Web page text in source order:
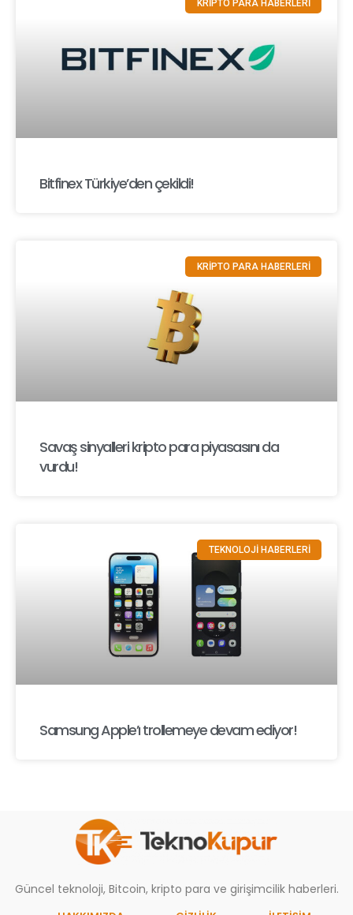
KRİPTO PARA HABERLERİ
Bitfinex Türkiye’den çekildi!
KRİPTO PARA HABERLERİ
Savaş sinyalleri kripto para piyasasını da
vurdu!
TEKNOLOJİ HABERLERİ
Samsung Apple’ı trollemeye devam ediyor!
Güncel teknoloji, Bitcoin, kripto para ve girişimcilik haberleri.